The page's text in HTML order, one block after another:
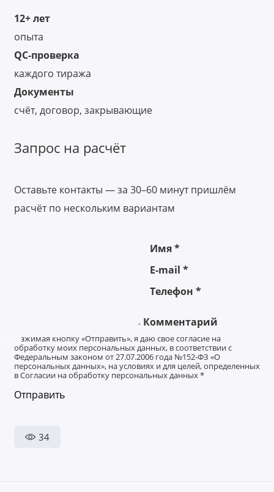
12+ лет
опыта
QC-проверка
каждого тиража
Документы
счёт, договор, закрывающие
Запрос на расчёт
Оставьте контакты — за 30–60 минут пришлём
расчёт по нескольким вариантам
Имя*
E-mail *
Телефон *
Комментарий
Нажимая кнопку «Отправить», я даю свое согласие на
обработку моих персональных данных, в соответствии с
Федеральным законом от 27.07.2006 года №152-ФЗ «О
персональных данных», на условиях и для целей, определенных
в Согласии на обработку персональных данных *
Отправить
34